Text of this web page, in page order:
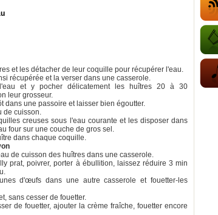
et les détacher de leur coquille pour récupérer l'eau.
récupérée et la verser dans une casserole.
et y pocher délicatement les huîtres 20 à 30
leur grosseur.
dans une passoire et laisser bien égoutter.
de cuisson.
creuses sous l'eau courante et les disposer dans
four sur une couche de gros sel.
dans chaque coquille.
de cuisson des huîtres dans une casserole.
prat, poivrer, porter à ébullition, laissez réduire 3 min
d'œufs dans une autre casserole et fouetter-les
sans cesser de fouetter.
de fouetter, ajouter la crème fraîche, fouetter encore